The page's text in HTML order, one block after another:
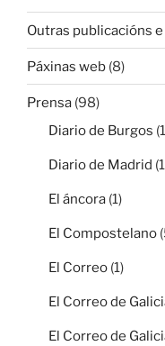
Outras publicacións
Páxinas web (8)
Prensa (98)
Diario de Burgos
Diario de Madrid
El áncora (1)
El Compostelano
El Correo (1)
El Correo de
El Correo de